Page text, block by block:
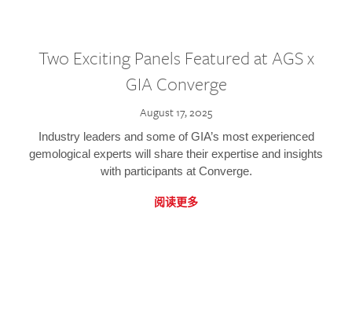
Two Exciting Panels Featured at AGS x
GIA Converge
August 17, 2025
Industry leaders and some of GIA’s most experienced
gemological experts will share their expertise and insights
with participants at Converge.
阅读更多